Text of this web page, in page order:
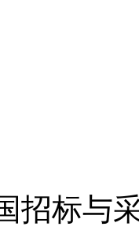
招标与